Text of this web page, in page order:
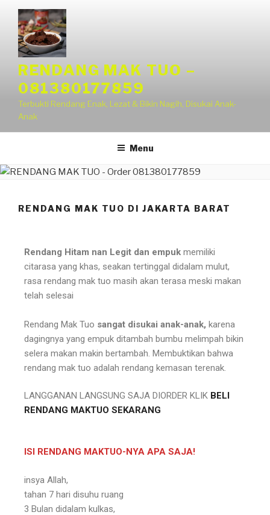
RENDANG MAK TUO –
081380177859
Terbukti Rendang Enak, Lezat & Bikin Nagih, Disukai Anak-
Anak
Menu
RENDANG MAK TUO DI JAKARTA BARAT
Rendang Hitam nan Legit dan empuk memiliki
citarasa yang khas, seakan tertinggal didalam mulut,
rasa rendang mak tuo masih akan terasa meski makan
telah selesai⁣
Rendang Mak Tuo sangat disukai anak-anak, karena
dagingnya yang empuk ditambah bumbu melimpah bikin
selera makan makin bertambah⁣. Membuktikan bahwa
rendang mak tuo adalah rendang kemasan terenak.
LANGGANAN LANGSUNG SAJA DIORDER KLIK BELI
RENDANG MAKTUO SEKARANG
ISI RENDANG MAKTUO-NYA APA SAJA!
insya Allah⁣,
tahan 7 hari disuhu ruang ⁣
3 Bulan didalam kulkas, ⁣